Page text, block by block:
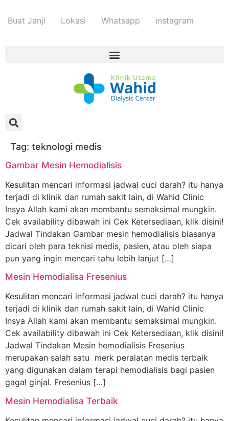
Buat Janji Lokasi Whatsapp instagram
Tag: teknologi medis
Gambar Mesin Hemodialisis
Kesulitan mencari informasi jadwal cuci darah? itu hanya
terjadi di klinik dan rumah sakit lain, di Wahid Clinic
Insya Allah kami akan membantu semaksimal mungkin.
Cek availability dibawah ini Cek Ketersediaan, klik disini!
Jadwal Tindakan Gambar mesin hemodialisis biasanya
dicari oleh para teknisi medis, pasien, atau oleh siapa
pun yang ingin mencari tahu lebih lanjut […]
Mesin Hemodialisa Fresenius
Kesulitan mencari informasi jadwal cuci darah? itu hanya
terjadi di klinik dan rumah sakit lain, di Wahid Clinic
Insya Allah kami akan membantu semaksimal mungkin.
Cek availability dibawah ini Cek Ketersediaan, klik disini!
Jadwal Tindakan Mesin hemodialisis Fresenius
merupakan salah satu merk peralatan medis terbaik
yang digunakan dalam terapi hemodialisis bagi pasien
gagal ginjal. Fresenius […]
Mesin Hemodialisa Terbaik